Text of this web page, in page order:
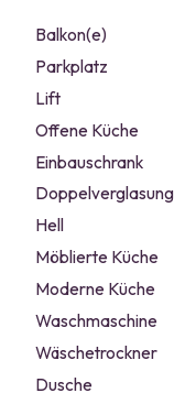
Balkon(e)
Parkplatz
Lift
Offene Küche
Einbauschrank
Doppelverglasung
Hell
Möblierte Küche
Moderne Küche
Waschmaschine
Wäschetrockner
Dusche